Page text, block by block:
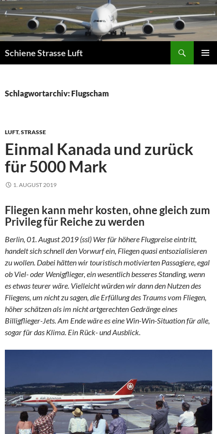
Zum
Inhalt
springen
Schiene Strasse Luft
Schlagwortarchiv: Flugscham
LUFT,STRASSE
Einmal Kanada und zurück
für 5000 Mark
1. AUGUST 2019
Fliegen kann mehr kosten, ohne gleich zum
Privileg für Reiche zu werden
Berlin, 01. August 2019 (ssl) Wer für höhere Flugpreise eintritt,
handelt sich schnell den Vorwurf ein, Fliegen quasi entsozialisieren
zu wollen. Dabei hätten wir touristisch motivierten Passagiere, egal
ob Viel- oder Wenigflieger, ein wesentlich besseres Standing, wenn
es etwas teurer wäre. Vielleicht würden wir dann den Nutzen des
Fliegens, um nicht zu sagen, die Erfüllung des Traums vom Fliegen,
höher schätzen als im nicht artgerechten Gedränge eines
Billigflieger-Jets. Am Ende wäre es eine Win-Win-Situation für alle,
sogar für das Klima. Ein Rück- und Ausblick.